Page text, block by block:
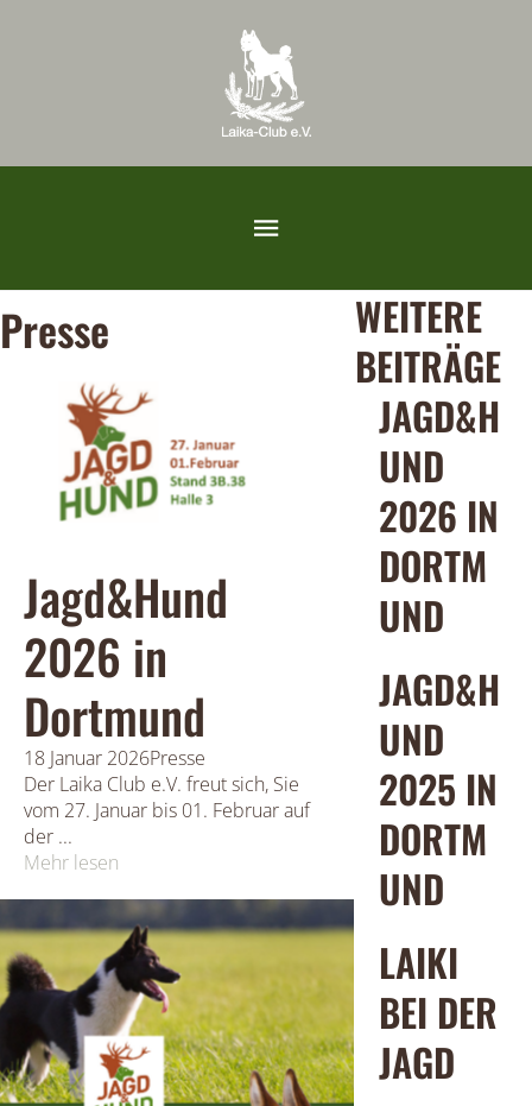
Presse
Jagd&Hund
2026 in
Dortmund
18 Januar 2026Presse
Der Laika Club e.V. freut sich, Sie
vom 27. Januar bis 01. Februar auf
der ...
Mehr lesen
WEITERE
BEITRÄGE
JAGD&H
UND
2026 IN
DORTM
UND
JAGD&H
UND
2025 IN
DORTM
UND
LAIKI
BEI DER
JAGD